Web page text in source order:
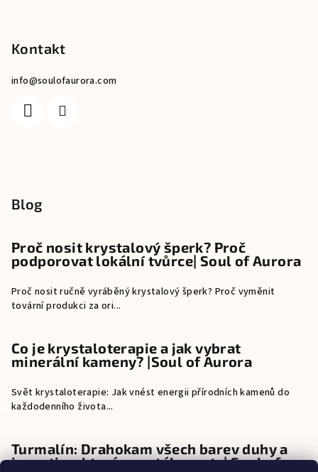
Kontakt
info@soulofaurora.com
Blog
Proč nosit krystalový šperk? Proč
podporovat lokální tvůrce| Soul of Aurora
Proč nosit ručně vyráběný krystalový šperk? Proč vyměnit
tovární produkci za ori...
Co je krystaloterapie a jak vybrat
minerální kameny? |Soul of Aurora
Svět krystaloterapie: Jak vnést energii přírodních kamenů do
každodenního života...
Turmalín: Drahokam všech barev duhy a
investice, která neustále roste| Soul of